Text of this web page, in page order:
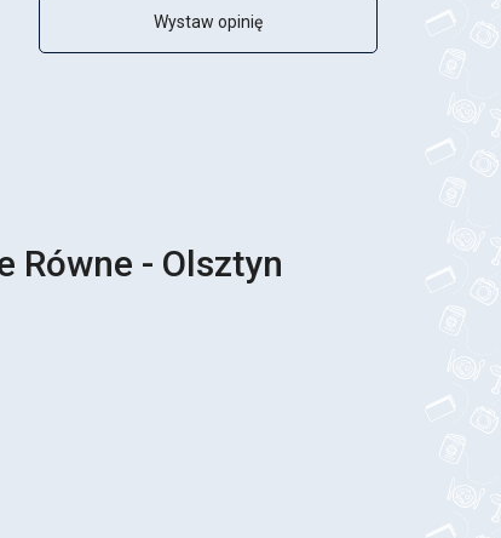
Wystaw opinię
Równe - Olsztyn